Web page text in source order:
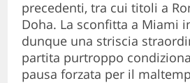
precedenti, tra cui titoli a
Doha. La sconfitta a Miami
dunque una striscia
partita purtroppo
pausa forzata per il